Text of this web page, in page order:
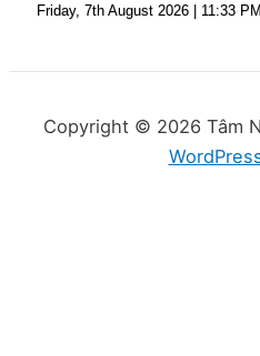
Friday, 7th August 2026 | 11:33 PM
Copyright © 2026 Tâm